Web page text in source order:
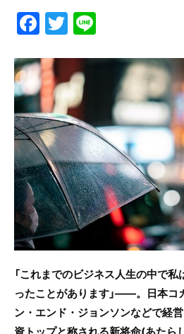
F
a
c
e
b
o
o
k
T
w
itt
er
e
「これまでのビジネス人生の中で
ったことがあります」――。日本コ
ン・エンド・ジョンソンなどで経